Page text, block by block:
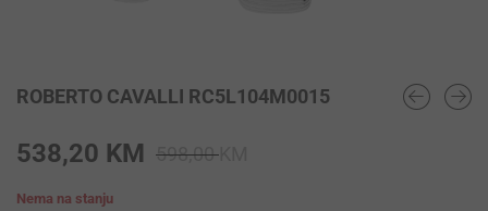
ROBERTO CAVALLI RC5L104M0015
598,00
538,20 KM
Nema na stanju